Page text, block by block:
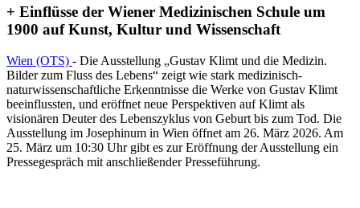
+ Einflüsse der Wiener Medizinischen Schule um
1900 auf Kunst, Kultur und Wissenschaft
Wien (OTS) - Die Ausstellung „Gustav Klimt und die Medizin.
Bilder zum Fluss des Lebens“ zeigt wie stark medizinisch-
naturwissenschaftliche Erkenntnisse die Werke von Gustav Klimt
beeinflussten, und eröffnet neue Perspektiven auf Klimt als
visionären Deuter des Lebenszyklus von Geburt bis zum Tod. Die
Ausstellung im Josephinum in Wien öffnet am 26. März 2026. Am
25. März um 10:30 Uhr gibt es zur Eröffnung der Ausstellung ein
Pressegespräch mit anschließender Presseführung.